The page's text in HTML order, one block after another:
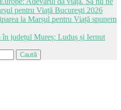
pentru Viață București 2026
la Marșul pentru Viață spunem
județul Mureș: Luduș și Iernut
Caută